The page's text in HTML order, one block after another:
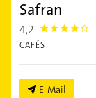
Safran
4,2 4.2000003
CAFÉS
E-Mail